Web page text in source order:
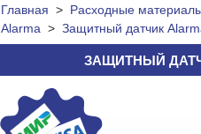
Главная > Расходные
Alarma > Защитный датчик
ЗАЩИТНЫЙ